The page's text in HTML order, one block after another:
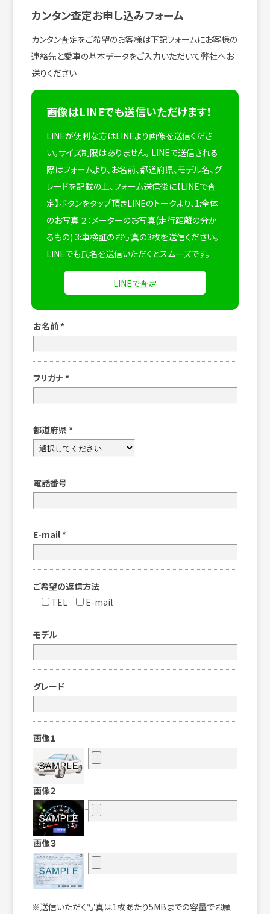
カンタン査定お申し込みフォーム
カンタン査定をご希望のお客様は下記フォームにお客様の
連絡先と愛車の基本データをご入力いただいて弊社へお
送りください
画像はLINEでも送信いただけます！
LINEが便利な方はLINEより画像を送信くださ
い。サイズ制限はありません。 LINEで送信される
際はフォームより、お名前、都道府県、モデル名、グ
レードを記載の上、フォーム送信後に【LINEで査
定】ボタンをタップ頂きLINEのトークより、1:全体
のお写真 ２：メーターのお写真(走行距離の分か
るもの) 3:車検証のお写真の3枚を送信ください。
LINEでも氏名を送信いただくとスムーズです。
LINEで査定
お名前 *
フリガナ *
都道府県 *
電話番号
E-mail *
ご希望の返信方法
TEL
E-mail
モデル
グレード
画像１
画像２
画像３
※送信いただく写真は1枚あたり5MBまでの容量でお願